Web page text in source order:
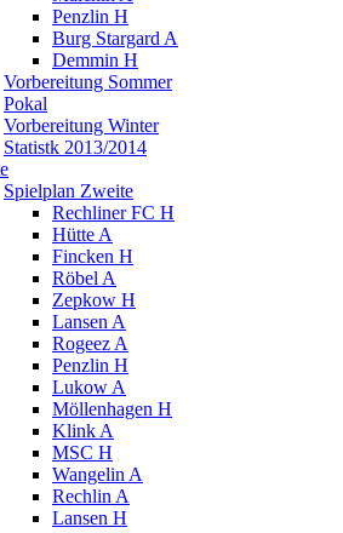
Penzlin H
Burg Stargard A
Demmin H
Vorbereitung Sommer
Pokal
Vorbereitung Winter
Statistk 2013/2014
Spielplan Zweite
Rechliner FC H
Hütte A
Fincken H
Röbel A
Zepkow H
Lansen A
Rogeez A
Penzlin H
Lukow A
Möllenhagen H
Klink A
MSC H
Wangelin A
Rechlin A
Lansen H